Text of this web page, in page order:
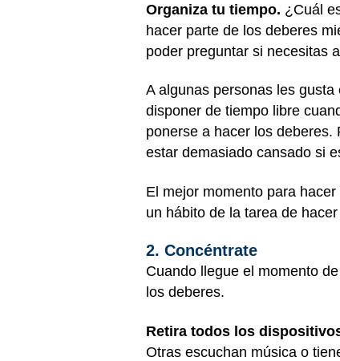
Organiza tu tiempo. ¿Cuál
hacer parte de los deberes
poder preguntar si necesitas
A algunas personas les
disponer de tiempo libre
ponerse a hacer los
estar demasiado cansado si
El mejor momento para
un hábito de la tarea de
2. Concéntrate
Cuando llegue el momento
los deberes.
Retira todos los
Otras escuchan música o